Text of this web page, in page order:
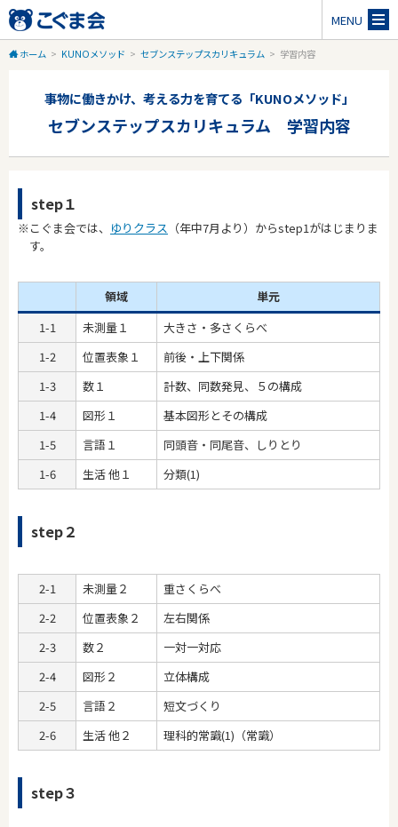
MENU
ホーム > KUNOメソッド > セブンステップスカリキュラム > 学習内容
事物に働きかけ、考える力を育てる「KUNOメソッド」
セブンステップスカリキュラム 学習内容
step１
※こぐま会では、 ゆりクラス （年中7月より）からstep1がはじまりま
す。
領域
単元
1-1
未測量１
大きさ・多さくらべ
1-2
位置表象１
前後・上下関係
1-3
数１
計数、同数発見、５の構成
1-4
図形１
基本図形とその構成
1-5
言語１
同頭音・同尾音、しりとり
1-6
生活 他１ 分類(1)
step２
2-1 未測量２
重さくらべ
2-2
位置表象２
左右関係
2-3
数２
一対一対応
2-4
図形２
立体構成
2-5
言語２
短文づくり
2-6
生活 他２ 理科的常識(1)（常識）
step３